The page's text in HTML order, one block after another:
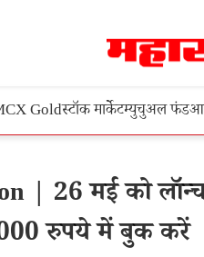
Goldस्टॉक मार्केटम्युचुअल फंड
| 26 मई को लॉन्च
रुपये में बुक करें